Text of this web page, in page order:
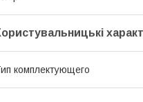
комплектующего